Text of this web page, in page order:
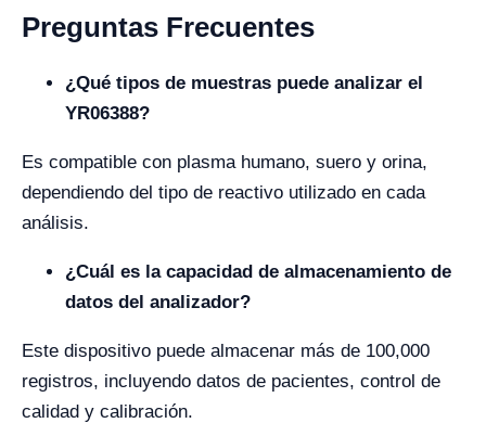
Preguntas Frecuentes
¿Qué tipos de muestras puede analizar el
YR06388?
Es compatible con plasma humano, suero y orina,
dependiendo del tipo de reactivo utilizado en cada
análisis.
¿Cuál es la capacidad de almacenamiento de
datos del analizador?
Este dispositivo puede almacenar más de 100,000
registros, incluyendo datos de pacientes, control de
calidad y calibración.